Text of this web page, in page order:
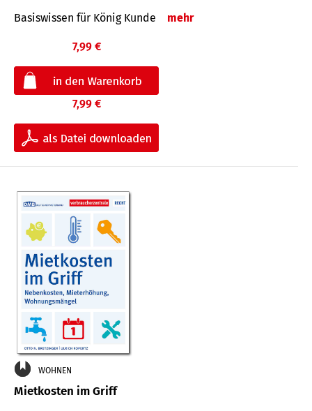
Basiswissen für König Kunde mehr
7,99 €
7,99 €
WOHNEN
Mietkosten im Griff